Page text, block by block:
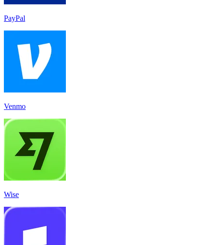
PayPal
Venmo
Wise